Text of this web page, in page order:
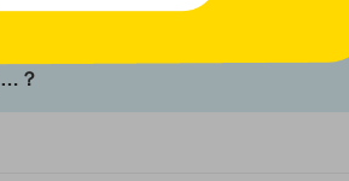
の占いコーナー、人気なんですけど今
…？